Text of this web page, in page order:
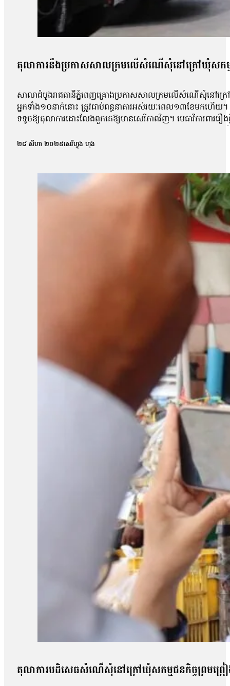
តុលាការនឹងប្រកាសសាលក្រមលើសំណើសុំនៅក្រៅឃុំសក
សាលាដំបូងរាជធានីភ្នំពេញគ្រោងប្រកាសសាលក្រមលើសំណើសុំនៅក្រៅ
អ្នកទាំង១០នាក់នោះ ត្រូវជាប់ពន្ធនាគារអស់រយៈពេល១៣ខែមកហើ
ទទូចឱ្យតុលាការដោះលែងពួកគេឱ្យមានសេរីភាពវិញ។ មេធាវីការព
សាលាដំបូងរាជធានីភ្នំពេញនៅព្រឹកថ្ងៃទី២៧ ខែសីហា ឆ្នាំ២០២៥ បាន
យើងអង្គសេចក្តី។ ដូច្នេះជាការសម្រេចរបស់តុលាការ គឺតុលាការគា
ស្នើសុំឱ្យនៅក្រៅឃុំនេះ គឺជាសវនាការហៅថាមុនអង្គសេចក្តី។ មុន
សវនាការអង្គសេចក្តីហ្នឹង បានចូលសវនាការមុនអង្គសេចក្តី»។
ប្រកាសសាលក្រមករណីនេះនៅថ្ងៃទី៣ ខែសីហា ឆ្នាំ២០២៥។ លោក សឺ
តុលាការនឹងពិចារណាដើម្បីឱ្យពួកគាត់បាននៅក្រៅឃុំដោយសារ ហេ
ដែលតុលាការគម្បីពិចារណា»។ បងស្រីបង្កើតរបស់សកម្មជនកិច្ចព្រម
គាត់និងបានបង្កឱ្យមានការលំបាកផ្នែកជីវភាពជាច្រើន។ កញ្ញាថា
«ជាក្ដីសង្ឃឹម ហើយនិងជាសំណូមពរគឺសុំឱ្យលោកតុលាការពិចារណាទៅ
ផ្សព្វផ្សាយអំពីច្បាប់ អ៊ីចឹងពួកគាត់បានបញ្ជាក់ហើយៗថាគាត់គ្រាន់
សាន សិទ្ធិ ជាប់ឃុំមក អ្នកស្រីត្រូវរ៉ាប់រងគ្រប់យ៉ាងក្នុងគ្រួសារដែលមា
ស្រាប់ហើយស្រុកយើងនេះខាងធនាគារ ខាងកូនរៀនផង ទឹកភ្លើងគ្រប់មុ
ទម្លាក់បទចោទគាត់ ហើយមើលទៅប៉ាវា មើលទៅសុខភាពគាត់ទ្រុឌទ្រ
ពេលឥឡូវនេះគាត់ថាស្តាប់បានតែ៣០ទេហើយស្គមឡើងជ្រួញឡើងស្ល
សវនាការព្រឹកនេះ កត់សម្គាល់ថា រយៈពេលនៃការឃុំខ្លួនសកម្មជន
ទោសឱ្យជាប់ពន្ធនាគារពី ៦ខែ ទៅ២ឆ្នាំ ហើយមកដល់សព្វថ្ងៃនេះ គឺ
អង្គសេចក្ដី គឺសុំនៅក្រៅឃុំ។ ករណីនេះ លោក យី…
២៨ សីហា ២០២៥សេរីហ្វុង ហុង
តុលាការបដិសេធសំណើសុំនៅក្រៅឃុំសកម្មជនកិច្ចព្រមព្រ